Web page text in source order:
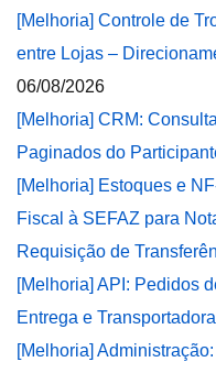
[Melhoria] Controle de
entre Lojas –
06/08/2026
[Melhoria] CRM:
Paginados do
[Melhoria] Estoques e
Fiscal à SEFAZ para
Requisição de
[Melhoria] API: Pedidos
Entrega e Transportadora
[Melhoria]